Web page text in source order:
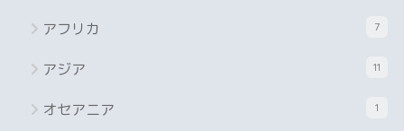
アフリカ 7
アジア 11
オセアニア 1